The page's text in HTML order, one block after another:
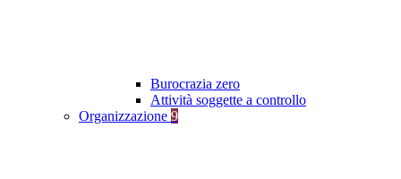
Burocrazia zero
Attività soggette a controllo
Organizzazione 9